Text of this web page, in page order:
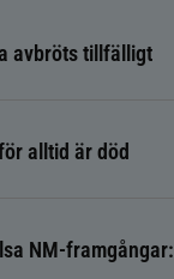
avbröts tillfälligt
alltid är död
NM-framgångar: